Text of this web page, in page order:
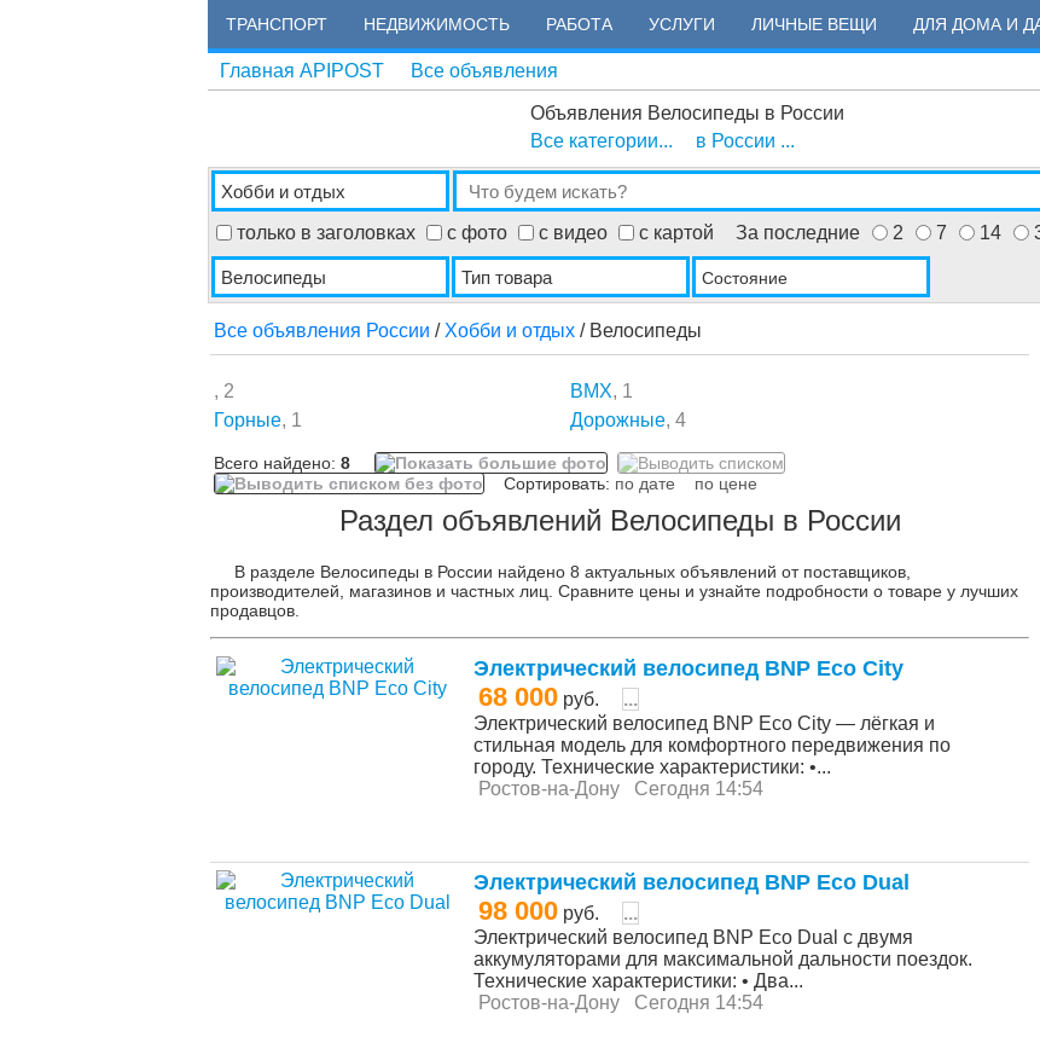
ТРАНСПОРТ НЕДВИЖИМОСТЬ РАБОТА УСЛУГИ ЛИЧНЫЕ ВЕЩИ ДЛЯ ДОМА И
Главная APIPOST Все объявления
Объявления Велосипеды в России
Все категории...
в России ...
только в заголовках с фото с видео с картой За последние 2 7 14
Состояние
Все объявления России / Хобби и отдых / Велосипеды
, 2 ВМХ, 1
Горные, 1 Дорожные, 4
Всего найдено: 8
Сортировать: по дате по цене
Раздел объявлений Велосипеды в России
В разделе Велосипеды в России найдено 8 актуальных объявлений от поставщиков,
производителей, магазинов и частных лиц. Сравните цены и узнайте подробности о товаре у лучших
продавцов.
Электрический велосипед BNP Eco City
68 000 руб.
...
Электрический велосипед BNP Eco City — лёгкая и
стильная модель для комфортного передвижения по
городу. Технические характеристики: •...
Ростов-на-Дону
Сегодня 14:54
Электрический велосипед BNP Eco Dual
98 000 руб.
...
Электрический велосипед BNP Eco Dual с двумя
аккумуляторами для максимальной дальности поездок.
Технические характеристики: • Два...
Ростов-на-Дону
Сегодня 14:54